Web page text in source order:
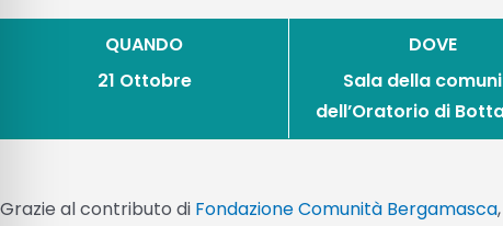
QUANDO
21 Ottobre
DOVE
Sala della
dell’Oratorio di
Grazie al contributo di Fondazione Comunità Bergamasca,